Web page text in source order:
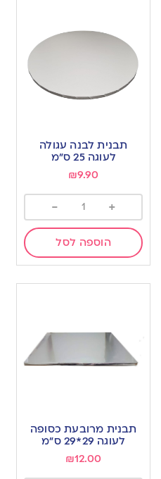
תבנית לבנה עגולה
לעוגה 25 ס”מ
₪9.90
+
-
הוספה לסל
תבנית מרובעת כסופה
לעוגה 29*29 ס”מ
₪12.00